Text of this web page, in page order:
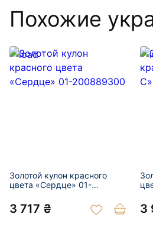
Похожие
Золотой кулон красного
цвета «Сердце» 01-
3 717 ₴ 3